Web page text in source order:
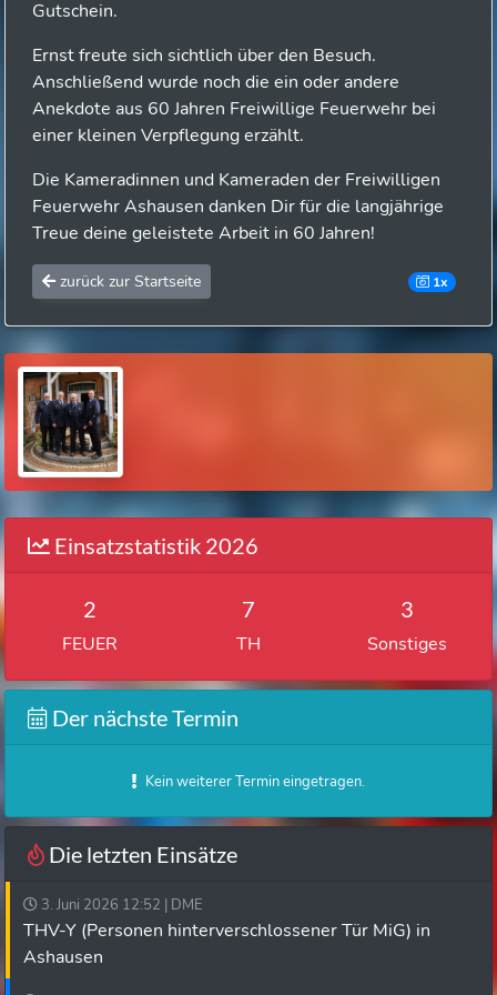
Gutschein.
Ernst freute sich sichtlich über den Besuch.
Anschließend wurde noch die ein oder andere
Anekdote aus 60 Jahren Freiwillige Feuerwehr bei
einer kleinen Verpflegung erzählt.
Die Kameradinnen und Kameraden der Freiwilligen
Feuerwehr Ashausen danken Dir für die langjährige
Treue deine geleistete Arbeit in 60 Jahren!
zurück zur Startseite 1x
Einsatzstatistik 2026
2
FEUER
7
TH
3
Sonstiges
Der nächste Termin
Kein weiterer Termin eingetragen.
Die letzten Einsätze
3. Juni 2026 12:52 | DME
THV-Y (Personen hinterverschlossener Tür MiG) in
Ashausen